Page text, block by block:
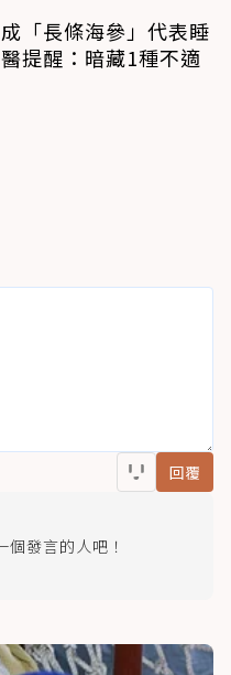
「長條海參」代表睡
提醒：暗藏1種不適
回覆
發言的人吧！